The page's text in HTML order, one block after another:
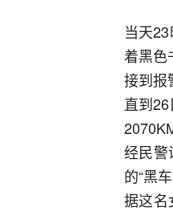
当天
着黑色
接到报
直到
经民警
的“黑
据这名